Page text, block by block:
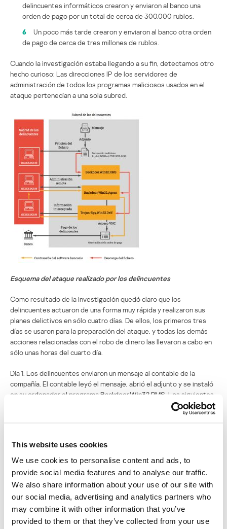
This website uses cookies
We use cookies to personalise content and ads, to
provide social media features and to analyse our traffic.
We also share information about your use of our site with
our social media, advertising and analytics partners who
may combine it with other information that you’ve
provided to them or that they’ve collected from your use
delincuentes informáticos crearon y enviaron al banco una
orden de pago por un total de cerca de 300.000 rublos.
6
Un poco más tarde crearon y enviaron al banco otra orden
de pago de cerca de tres millones de rublos.
Cuando la investigación estaba llegando a su fin, detectamos otro
hecho curioso: Las direcciones IP de los servidores de
administración de todos los programas maliciosos usados en el
ataque pertenecían a una sola subred.
Esquema del ataque realizado por los delincuentes
Como resultado de la investigación quedó claro que los
delincuentes actuaron de una forma muy rápida y realizaron sus
planes delictivos en sólo cuatro días. De ellos, los primeros tres
días se usaron para la preparación del ataque, y todas las demás
acciones relacionadas con el robo de dinero las llevaron a cabo en
sólo unas horas del cuarto día.
Día 1. Los delincuentes enviaron un mensaje al contable de la
compañía. El contable leyó el mensaje, abrió el adjunto y se instaló
en su ordenador el programa Backdoor.Win32.RMS. Los siguientes
días los delincuentes observaron las acciones del contable.
Spy.Win32.Delf e interceptaron la contraseña del software
bancario. Un poco después descargaron Backdoor.Win32.Agent y
con su ayuda se conectaron al equipo del contable. A continuación
los delincuentes enviaron las órdenes de pago al banco.
Notificación de las víctimas de los
delincuentes